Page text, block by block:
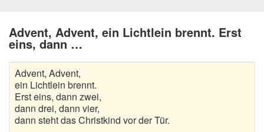
Nikolaus Sprüche
Schöne Weihnachtssprüche
Weihnachtsgedichte
Weihnachtsgrüße
Weihnachtssprüche für Karten
Advent, Advent, ein Lichtlein brennt. Erst
eins, dann …
Advent, Advent,
ein Lichtlein brennt.
Erst eins, dann zwei,
dann drei, dann vier,
dann steht das Christkind vor der Tür.